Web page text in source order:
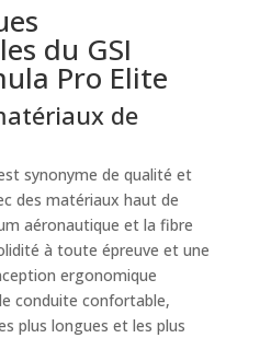
du GSI
Pro Elite
de
synonyme de qualité et
des matériaux haut de
aéronautique et la fibre
à toute épreuve et une
ergonomique
conduite confortable,
plus longues et les plus